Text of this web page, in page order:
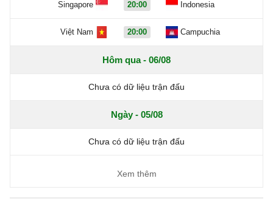
Singapore 20:00 Indonesia
Việt Nam 20:00 Campuchia
Hôm qua - 06/08
Chưa có dữ liệu trận đấu
Ngày - 05/08
Chưa có dữ liệu trận đấu
Xem thêm